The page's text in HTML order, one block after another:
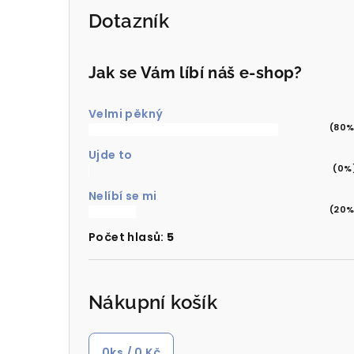
Dotazník
Jak se Vám líbí náš e-shop?
Velmi pěkný
Ujde to
Nelíbí se mi
Počet hlasů: 5
Nákupní košík